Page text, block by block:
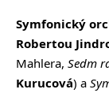
Symfonický
Robertou
Mahlera, Sedm
Kurucová) a